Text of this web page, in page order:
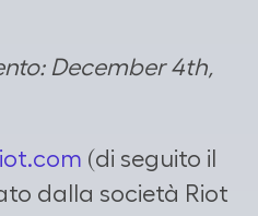
December 4th,
(di seguito il
dalla società Riot